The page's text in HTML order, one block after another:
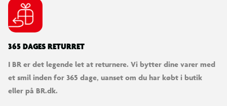
365 DAGES RETURRET
I BR er det legende let at returnere. Vi bytter dine varer med
et smil inden for 365 dage, uanset om du har købt i butik
eller på BR.dk.